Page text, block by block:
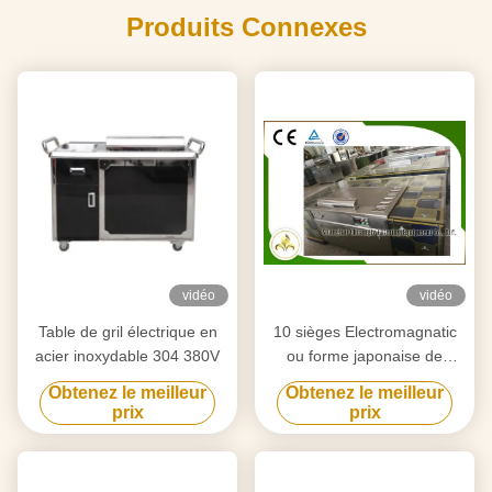
Produits Connexes
vidéo
Table de gril électrique en
acier inoxydable 304 380V
Obtenez le meilleur
prix
vidéo
10 sièges Electromagnatic
ou forme japonaise de
rectangle de Tableau de gril
de Teppanyaki de chauffage
par induction
Obtenez le meilleur
prix